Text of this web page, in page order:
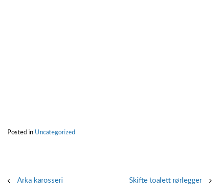
Posted in Uncategorized
Post
Arka karosseri Skifte toalett rørlegger